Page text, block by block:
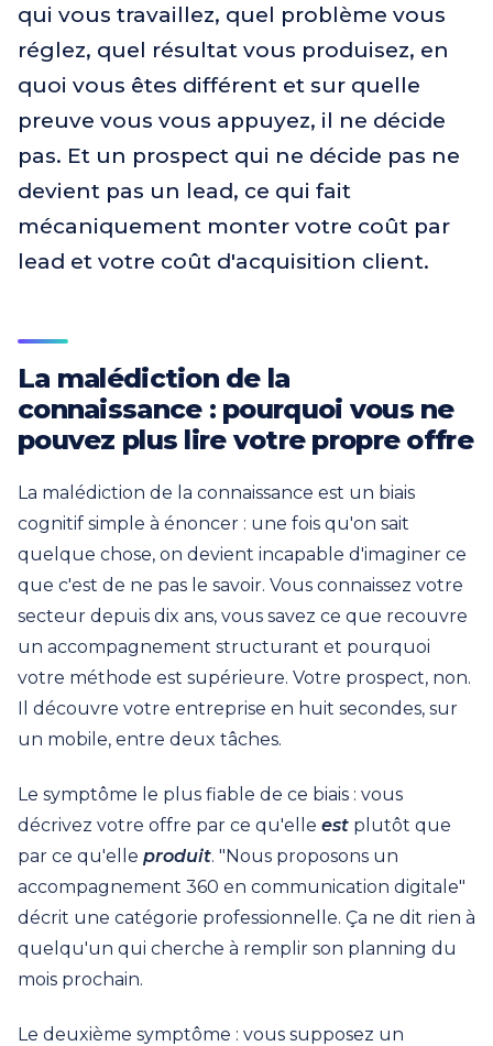
qui vous travaillez, quel problème vous
réglez, quel résultat vous produisez, en
quoi vous êtes différent et sur quelle
preuve vous vous appuyez, il ne décide
pas. Et un prospect qui ne décide pas ne
devient pas un lead, ce qui fait
mécaniquement monter votre coût par
lead et votre coût d'acquisition client.
La malédiction de la
connaissance : pourquoi vous ne
pouvez plus lire votre propre offre
La malédiction de la connaissance est un biais
cognitif simple à énoncer : une fois qu'on sait
quelque chose, on devient incapable d'imaginer ce
que c'est de ne pas le savoir. Vous connaissez votre
secteur depuis dix ans, vous savez ce que recouvre
un accompagnement structurant et pourquoi
votre méthode est supérieure. Votre prospect, non.
Il découvre votre entreprise en huit secondes, sur
un mobile, entre deux tâches.
Le symptôme le plus fiable de ce biais : vous
décrivez votre offre par ce qu'elle est plutôt que
par ce qu'elle produit. "Nous proposons un
accompagnement 360 en communication digitale"
décrit une catégorie professionnelle. Ça ne dit rien à
quelqu'un qui cherche à remplir son planning du
mois prochain.
Le deuxième symptôme : vous supposez un